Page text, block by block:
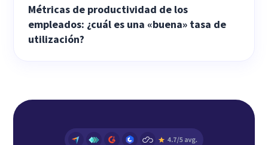
Métricas de productividad de los
empleados: ¿cuál es una «buena» tasa de
utilización?